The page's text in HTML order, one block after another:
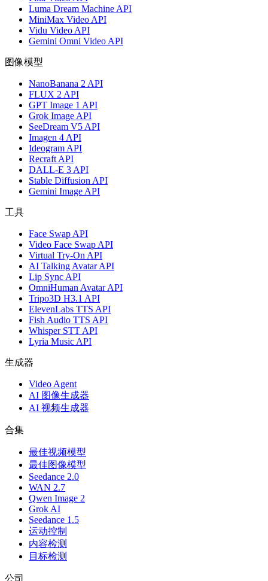
Luma Dream Machine API
MiniMax Video API
Vidu Video API
Gemini Omni Video API
图像模型
NanoBanana 2 API
FLUX 2 API
GPT Image 1 API
Grok Image API
SeeDream V5 API
Imagen 4 API
Ideogram API
Recraft API
DALL-E 3 API
Stable Diffusion API
Gemini Image API
工具
Face Swap API
Video Face Swap API
Virtual Try-On API
AI Talking Avatar API
Lip Sync API
OmniHuman Avatar API
Tripo3D H3.1 API
ElevenLabs TTS API
Fish Audio TTS API
Whisper STT API
Lyria Music API
生成器
Video Agent
AI 图像生成器
AI 视频生成器
合集
最佳视频模型
最佳图像模型
Seedance 2.0
WAN 2.7
Qwen Image 2
Grok AI
Seedance 1.5
运动控制
内容检测
目标检测
公司